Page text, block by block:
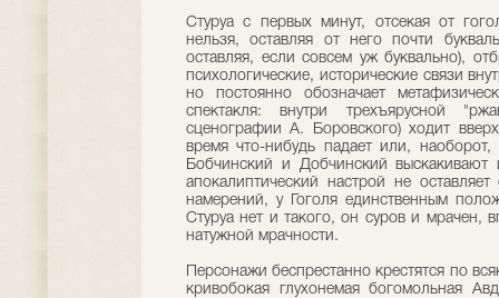
Стуруа с первых минут, отсекая от
нельзя, оставляя от него почти
оставляя, если совсем уж буквально),
психологические, исторические связи
но постоянно обозначает
спектакля: внутри трехъярусной
сценографии А. Боровского) ходит
время что-нибудь падает или, наоборот,
Бобчинский и Добчинский
апокалиптический настрой не
намерений, у Гоголя единственным
Стуруа нет и такого, он суров и мрачен,
натужной мрачности.
Персонажи беспрестанно крестятся по
кривобокая глухонемая богомольная